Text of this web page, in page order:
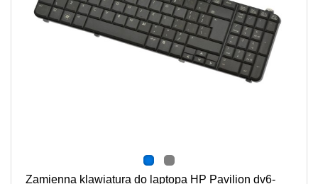
Zamienna klawiatura do laptopa HP Pavilion dv6-